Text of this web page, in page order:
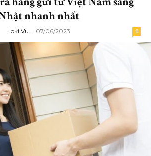
nhanh nhất
Loki Vu - 07/06/2023 0